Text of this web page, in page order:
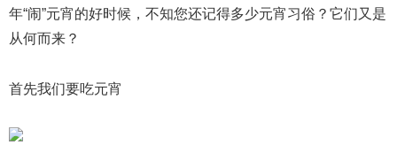
年“闹”元宵的好时候，不知您还记得多少元宵习俗？它们又是
从何而来？
首先我们要吃元宵